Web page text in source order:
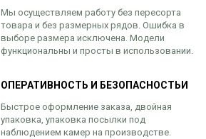
Мы осуществляем работу без пересорта
товара и без размерных рядов. Ошибка в
выборе размера исключена. Модели
функциональны и просты в использовании.
ОПЕРАТИВНОСТЬ И БЕЗОПАСНОСТЬИ
Быстрое оформление заказа, двойная
упаковка, упаковка посылки под
наблюдением камер на производстве.